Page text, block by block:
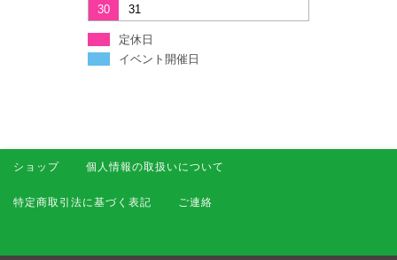
30
31
定休日
イベント開催日
ショップ 個人情報の取扱いについて
特定商取引法に基づく表記 ご連絡